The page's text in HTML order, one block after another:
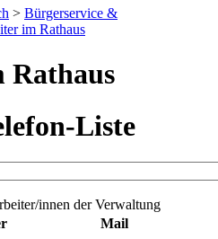
> Bürgerservice &
im Rathaus
Liste
innen der Verwaltung
Mail